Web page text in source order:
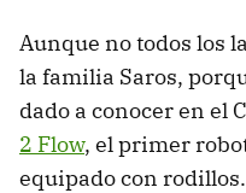
Aunque no todos los
la familia Saros,
dado a conocer en el
2 Flow, el primer
equipado con